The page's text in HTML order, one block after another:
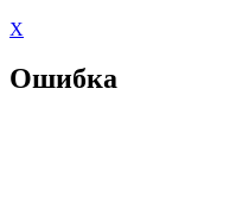
X
Ошибка